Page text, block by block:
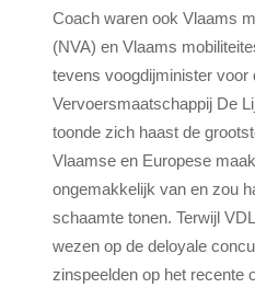
Coach waren ook Vlaams
(NVA) en Vlaams
tevens voogdijminister voor
Vervoersmaatschappij De
toonde zich haast de
Vlaamse en Europese
ongemakkelijk van en zou
schaamte tonen. Terwijl
wezen op de deloyale
zinspeelden op het recente